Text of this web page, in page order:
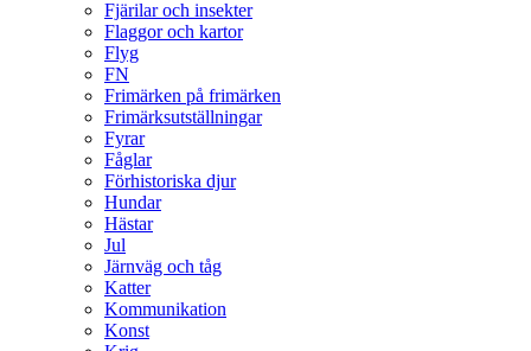
Fjärilar och insekter
Flaggor och kartor
Flyg
FN
Frimärken på frimärken
Frimärksutställningar
Fyrar
Fåglar
Förhistoriska djur
Hundar
Hästar
Jul
Järnväg och tåg
Katter
Kommunikation
Konst